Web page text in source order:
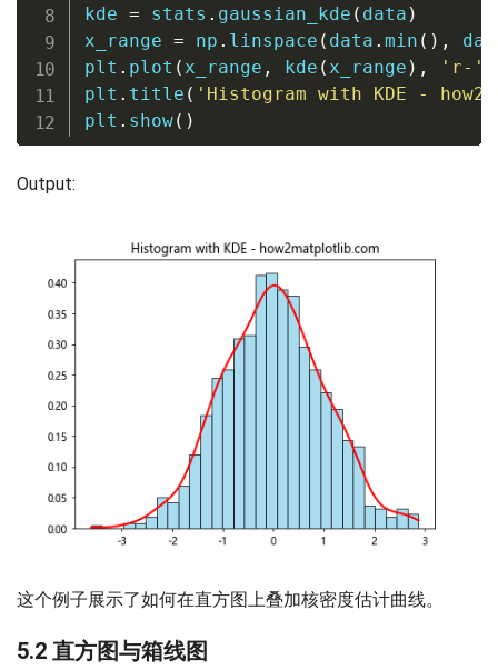
kde = stats . gaussian_kde ( data )
x_range = np . linspace ( data . min ( ) ,
plt . plot ( x_range , kde ( x_range ) , 'r-'
plt . title ( 'Histogram with KDE -
plt . show( )
Output:
这个例子展示了如何在直方图上叠加核密度估计曲线。
5.2 直方图与箱线图